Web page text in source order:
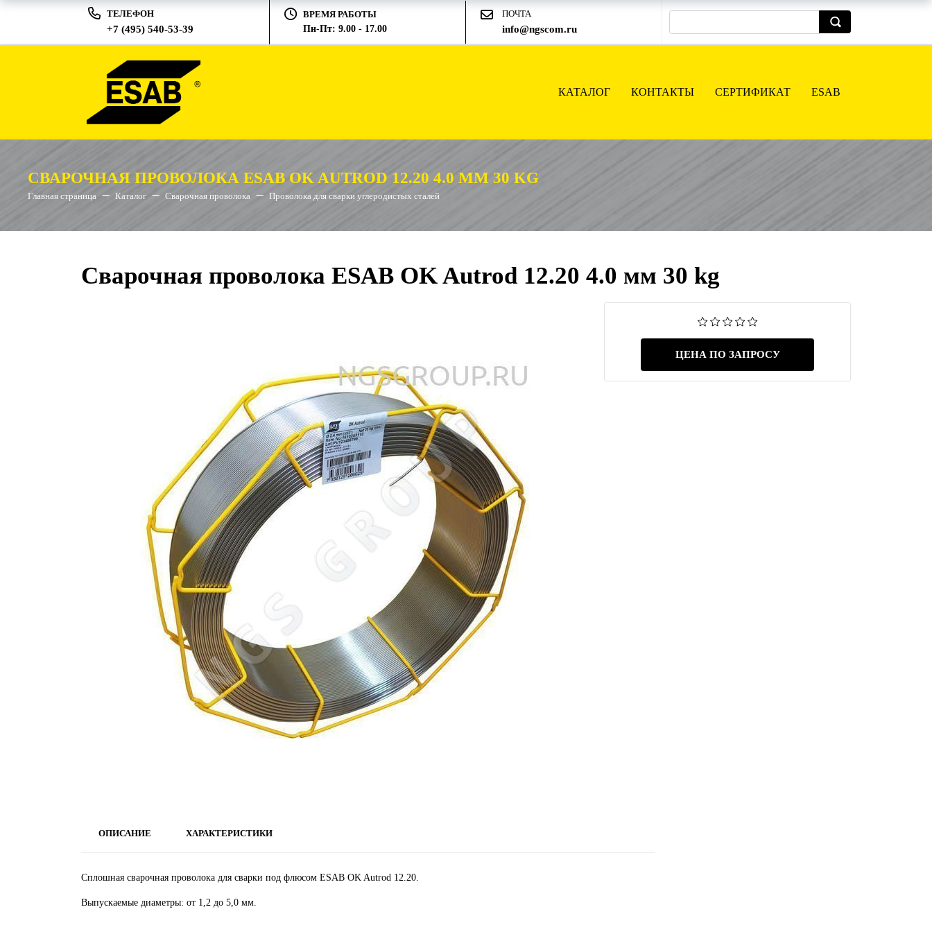
ТЕЛЕФОН
+7 (495) 540-53-39
ВРЕМЯ РАБОТЫ
Пн-Пт: 9.00 - 17.00
ПОЧТА
info@ngscom.ru
КАТАЛОГ КОНТАКТЫ СЕРТИФИКАТ ESAB
СВАРОЧНАЯ ПРОВОЛОКА ESAB OK AUTROD 12.20 4.0 ММ 30 KG
Главная страница Каталог Сварочная проволока Проволока для сварки углеродистых сталей
Сварочная проволока ESAB OK Autrod 12.20 4.0 мм 30 kg
ЦЕНА ПО ЗАПРОСУ
ОПИСАНИЕ ХАРАКТЕРИСТИКИ
Сплошная сварочная проволока для сварки под флюсом ESAB OK Autrod 12.20.
Выпускаемые диаметры: от 1,2 до 5,0 мм.